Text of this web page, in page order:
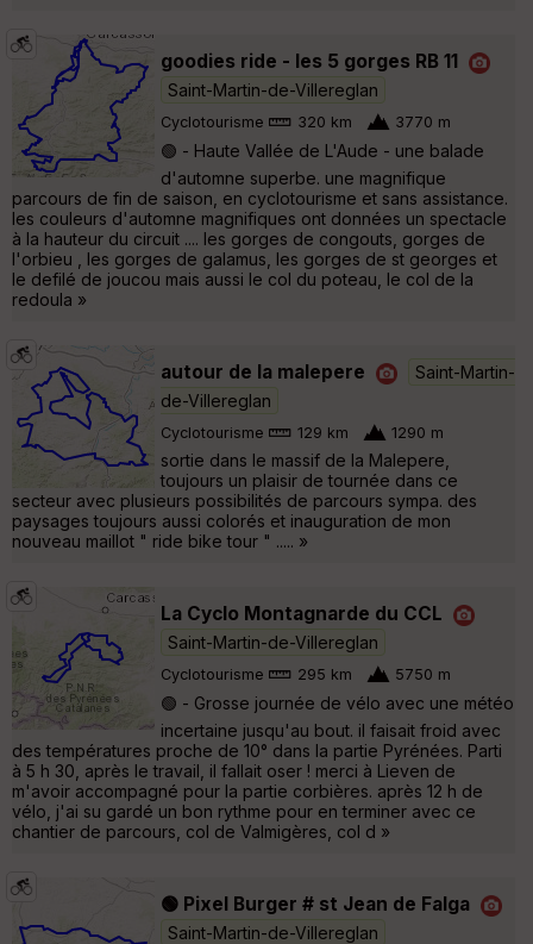
goodies ride - les 5 gorges RB 11
Saint-Martin-de-Villereglan
Cyclotourisme 320 km 3770 m
🟢 - Haute Vallée de L'Aude - une balade
d'automne superbe. une magnifique
parcours de fin de saison, en cyclotourisme et sans assistance.
les couleurs d'automne magnifiques ont données un spectacle
à la hauteur du circuit .... les gorges de congouts, gorges de
l'orbieu , les gorges de galamus, les gorges de st georges et
le defilé de joucou mais aussi le col du poteau, le col de la
redoula »
autour de la malepere
Saint-Martin-
de-Villereglan
Cyclotourisme 129 km 1290 m
sortie dans le massif de la Malepere,
toujours un plaisir de tournée dans ce
secteur avec plusieurs possibilités de parcours sympa. des
paysages toujours aussi colorés et inauguration de mon
nouveau maillot " ride bike tour " ..... »
La Cyclo Montagnarde du CCL
Saint-Martin-de-Villereglan
Cyclotourisme 295 km 5750 m
🟢 - Grosse journée de vélo avec une météo
incertaine jusqu'au bout. il faisait froid avec
des températures proche de 10° dans la partie Pyrénées. Parti
à 5 h 30, après le travail, il fallait oser ! merci à Lieven de
m'avoir accompagné pour la partie corbières. après 12 h de
vélo, j'ai su gardé un bon rythme pour en terminer avec ce
chantier de parcours, col de Valmigères, col d »
🟢 Pixel Burger # st Jean de Falga
Saint-Martin-de-Villereglan